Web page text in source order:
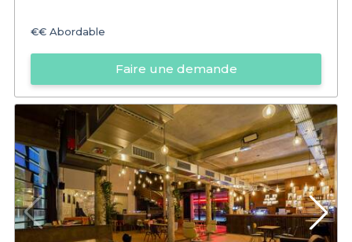
€€ Abordable
Faire une demande